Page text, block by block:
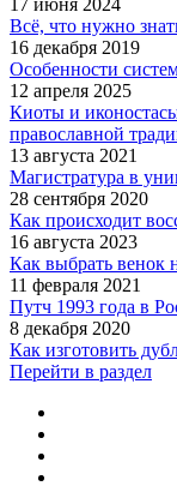
Всё, что нужно
16 декабря 2019
Особенности
12 апреля 2025
Киоты и
православной
13 августа 2021
Магистратура в
28 сентября 2020
Как происходит
16 августа 2023
Как выбрать венок
11 февраля 2021
Путч 1993 года в
8 декабря 2020
Как изготовить
Перейти в раздел